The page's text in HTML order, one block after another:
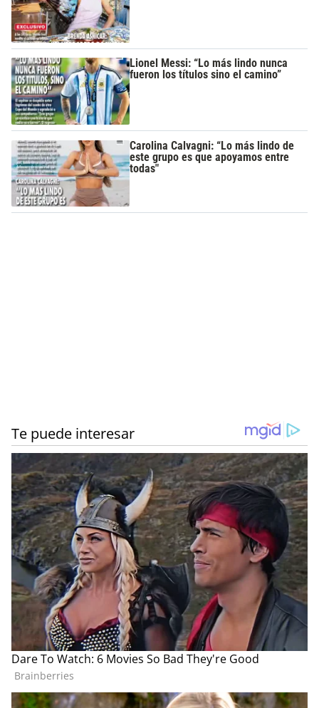
Lionel Messi: “Lo más lindo nunca
fueron los títulos sino el camino”
Carolina Calvagni: “Lo más lindo de
este grupo es que apoyamos entre
todas"